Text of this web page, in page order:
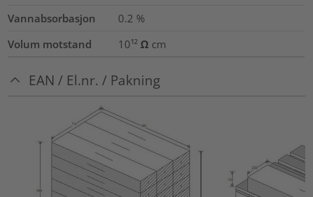
Vannabsorbasjon
0.2 %
Volum motstand
10¹² Ω cm
EAN / El.nr. / Pakning